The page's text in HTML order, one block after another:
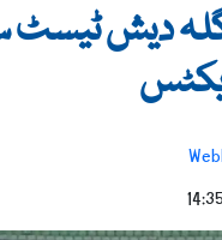
دیش ٹیسٹ
14:35